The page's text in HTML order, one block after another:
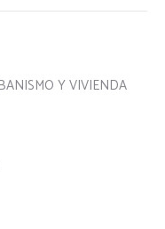
Y VIVIENDA